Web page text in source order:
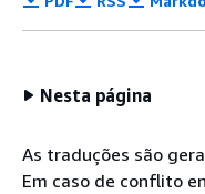
Nesta página
As traduções são
Em caso de conflito